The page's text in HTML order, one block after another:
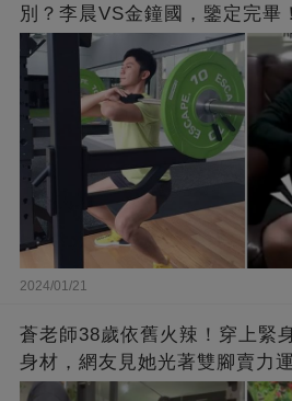
別？李晨VS金鐘國，鑒定完畢！
2024/01/21
蒼老師38歲依舊火辣！穿上緊
身材，網友見她光著雙腳賣力
過是個數字！